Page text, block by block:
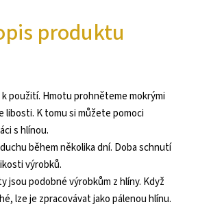
produktu
k použití. Hmotu prohněteme mokrými
libosti. K tomu si můžete pomoci
s hlínou.
během několika dní. Doba schnutí
výrobků.
jsou podobné výrobkům z hlíny. Když
lze je zpracovávat jako pálenou hlínu.